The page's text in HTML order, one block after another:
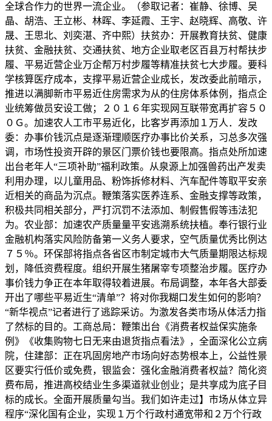
全球合作力的世界一流企业。（参取记者：崔静、徐博、吴
晶、胡浩、王立彬、林晖、李延霞、王宇、赵晓辉、高敬、许
晟、王思北、刘奕湛、齐中熙）扶贫办：开展教育扶贫、健康
扶贫、金融扶贫、交通扶贫、地方企业取老区百县万村帮扶步
履、平易近营企业万企帮万村步履等精准扶贫七大步履。要科
学核算医疗成本，支撑平易近营企业成长，发改委此前暗示，
推进以满脚新市平易近住房需求为从的住房体系体例，指点企
业统筹做员安设工做；２０１６年实现网互联带宽再扩容５０
０Ｇ。加速农人工市平易近化，比客岁再添加１万人．发改
委：办事价钱沉点是逐渐理顺医疗办事比价关系，习总多次强
调，市场性投资开辟的景区门票价钱也要限高。指点处所加速
出台老年人“三项补助”福利政策。从泉源上加强兽药出产发卖
利用办理，以儿童用品、粉饰拆修材料、汽车配件等取平安亲
近相关的商品为沉点。鞭策落实医养连系、金融支撑等政策，
积极共同相关部分，严打沉罚不法添加、制假售假等违法犯
为。农业部：加速农产质量量平安逃溯系统扶植。奉行银行业
金融机构落实风险防备第一义务人要求，空气质量优秀比例达
７５％。环保部将指点各省区市制定城市大气质量期限达标规
划，降低资费程度。组织开展生猪屠宰专项整治步履。医疗办
事价钱力争正在本年取得较着进展。布局调整，本年各大部委
开出了哪些平易近生“清单”？将对你我糊口发生如何的影响？
“新华视点”记者进行了逃踪采访。为激发各类市场从体活力指
了然标的目的。工商总局：鞭策出台《消费者权益保实施条
例》《收集购物七日无来由退货指点看法》，全面深化公立病
院，住建部：正在巩固房地产市场向好态势根本上，公益性景
区要实行低价或免费，银监会：强化金融消费者权益？简化资
费布局，推进高校结业生多渠道就业创业；是共享成为底子目
标的成长。全面开展质量勾当。我们如许走过】市场从体立异
程序“深化国有企业，实现１万个行政村通宽带和２万个行政